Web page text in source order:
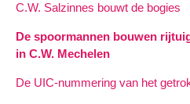
C.W. Salzinnes bouwt de bogies
De spoormannen bouwen
in C.W. Mechelen
De UIC-nummering van het